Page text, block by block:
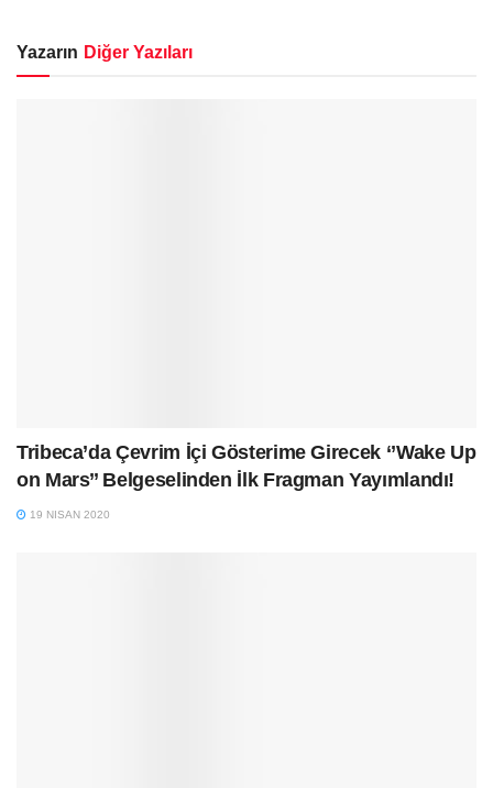
Yazarın Diğer Yazıları
Tribeca’da Çevrim İçi Gösterime Girecek ‘’Wake Up
on Mars’’ Belgeselinden İlk Fragman Yayımlandı!
19 NISAN 2020